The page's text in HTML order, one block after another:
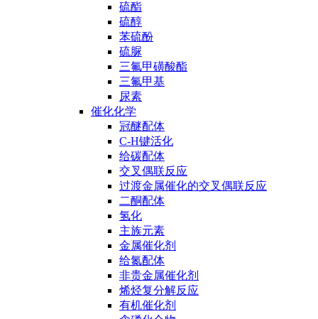
硫酯
硫醇
苯硫酚
硫脲
三氟甲磺酸酯
三氟甲基
尿素
催化化学
冠醚配体
C-H键活化
给碳配体
交叉偶联反应
过渡金属催化的交叉偶联反应
二酮配体
氢化
主族元素
金属催化剂
给氮配体
非贵金属催化剂
烯烃复分解反应
有机催化剂